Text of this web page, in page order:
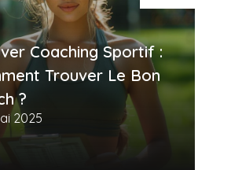
Coaching Sportif :
Trouver Le Bon
?
2025